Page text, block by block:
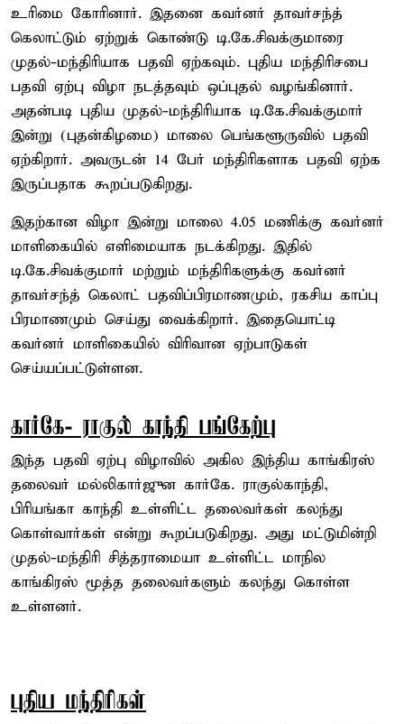
உரிமை கோரினார். இதனை கவர்னர் தாவர்சந்த்
கெலாட்டும் ஏற்றுக் கொண்டு டி.கே.சிவக்குமாரை
முதல்-மந்திரியாக பதவி ஏற்கவும். புதிய மந்திரிசபை
பதவி ஏற்பு விழா நடத்தவும் ஒப்புதல் வழங்கினார்.
அதன்படி புதிய முதல்-மந்திரியாக டி.கே.சிவக்குமார்
இன்று (புதன்கிழமை) மாலை பெங்களூருவில் பதவி
ஏற்கிறார். அவருடன் 14 பேர் மந்திரிகளாக பதவி ஏற்க
இருப்பதாக கூறப்படுகிறது.
இதற்கான விழா இன்று மாலை 4.05 மணிக்கு கவர்னர்
மாளிகையில் எளிமையாக நடக்கிறது. இதில்
டி.கே.சிவக்குமார் மற்றும் மந்திரிகளுக்கு கவர்னர்
தாவர்சந்த் கெலாட் பதவிப்பிரமாணமும், ரகசிய காப்பு
பிரமாணமும் செய்து வைக்கிறார். இதையொட்டி
கவர்னர் மாளிகையில் விரிவான ஏற்பாடுகள்
செய்யப்பட்டுள்ளன.
கார்கே- ராகுல் காந்தி பங்கேற்பு
இந்த பதவி ஏற்பு விழாவில் அகில இந்திய காங்கிரஸ்
தலைவர் மல்லிகார்ஜுன கார்கே. ராகுல்காந்தி,
பிரியங்கா காந்தி உள்ளிட்ட தலைவர்கள் கலந்து
கொள்வார்கள் என்று கூறப்படுகிறது. அது மட்டுமின்றி
முதல்-மந்திரி சித்தராமையா உள்ளிட்ட மாநில
காங்கிரஸ் மூத்த தலைவர்களும் கலந்து கொள்ள
உள்ளனர்.
புதிய மந்திரிகள்